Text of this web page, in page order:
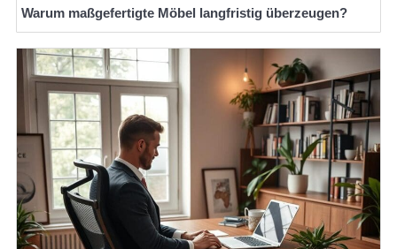
Warum maßgefertigte Möbel langfristig überzeugen?